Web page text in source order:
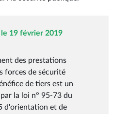
le 19 février 2019
des prestations
forces de sécurité
de tiers est un
la loi n° 95-73 du
d'orientation et de